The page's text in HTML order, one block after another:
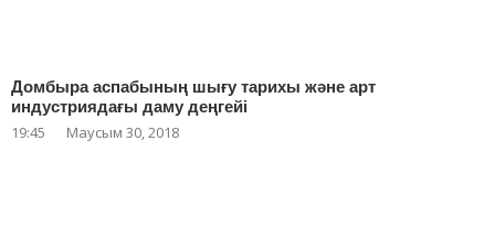
Домбыра аспабының шығу тарихы және арт
индустриядағы даму деңгейі
19:45 Маусым 30, 2018